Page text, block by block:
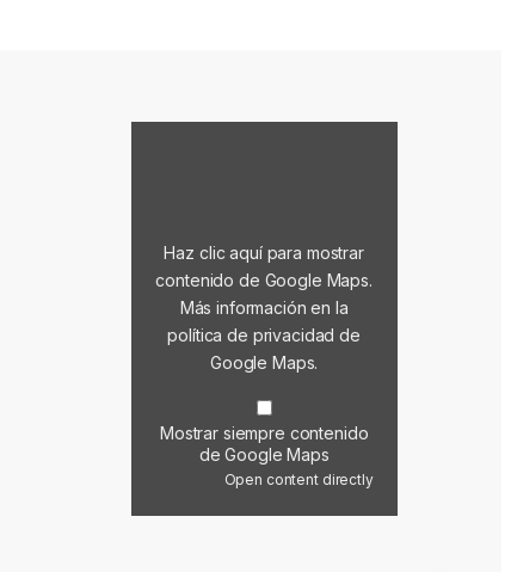
Haz clic aquí para mostrar
contenido de Google Maps.
Más información en la
política de privacidad de
Google Maps.
Mostrar siempre contenido
de Google Maps
Open content directly